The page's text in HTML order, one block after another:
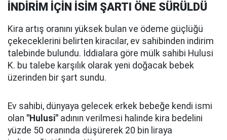
İNDİRİM İÇİN İSİM ŞARTI ÖNE SÜRÜLDÜ
Kira artış oranını yüksek bulan ve ödeme güçlüğü
çekeceklerini belirten kiracılar, ev sahibinden indirim
talebinde bulundu. İddialara göre mülk sahibi Hulusi
K. bu talebe karşılık olarak yeni doğacak bebek
üzerinden bir şart sundu.
Ev sahibi, dünyaya gelecek erkek bebeğe kendi ismi
olan "Hulusi" adının verilmesi halinde kira bedelini
yüzde 50 oranında düşürerek 20 bin liraya